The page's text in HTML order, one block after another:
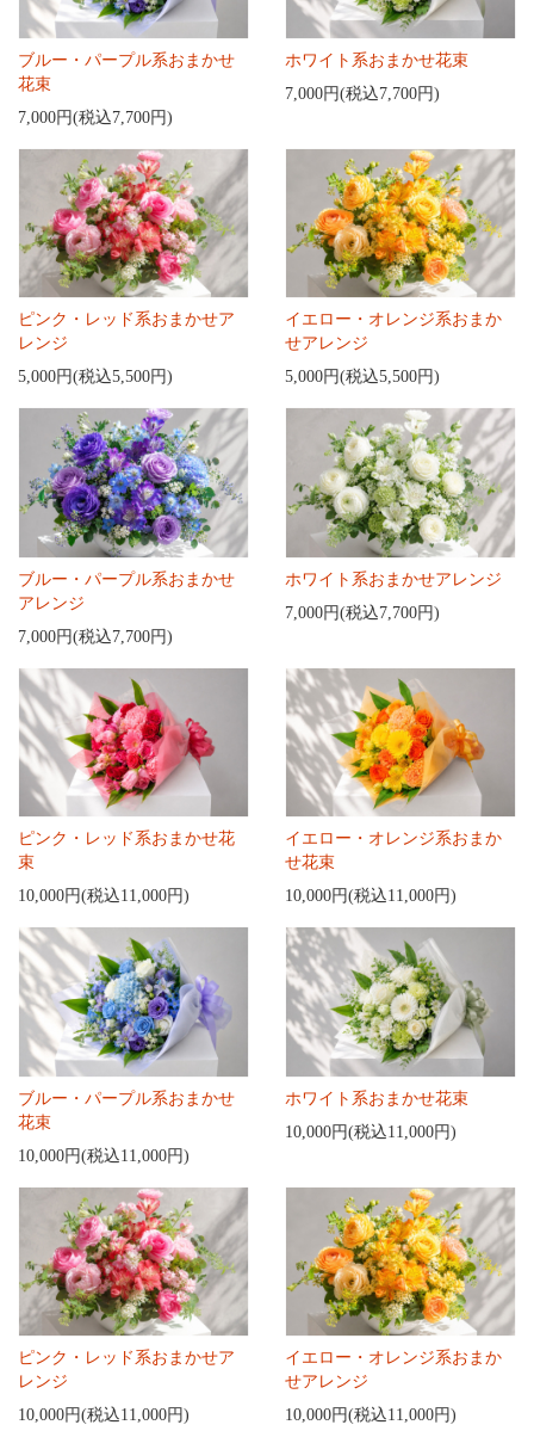
ブルー・パープル系おまかせ
花束
7,000円(税込7,700円)
ホワイト系おまかせ花束
7,000円(税込7,700円)
ピンク・レッド系おまかせア
レンジ
5,000円(税込5,500円)
イエロー・オレンジ系おまか
せアレンジ
5,000円(税込5,500円)
ブルー・パープル系おまかせ
アレンジ
7,000円(税込7,700円)
ホワイト系おまかせアレンジ
7,000円(税込7,700円)
ピンク・レッド系おまかせ花
束
10,000円(税込11,000円)
イエロー・オレンジ系おまか
せ花束
10,000円(税込11,000円)
ブルー・パープル系おまかせ
花束
10,000円(税込11,000円)
ホワイト系おまかせ花束
10,000円(税込11,000円)
ピンク・レッド系おまかせア
レンジ
10,000円(税込11,000円)
イエロー・オレンジ系おまか
せアレンジ
10,000円(税込11,000円)